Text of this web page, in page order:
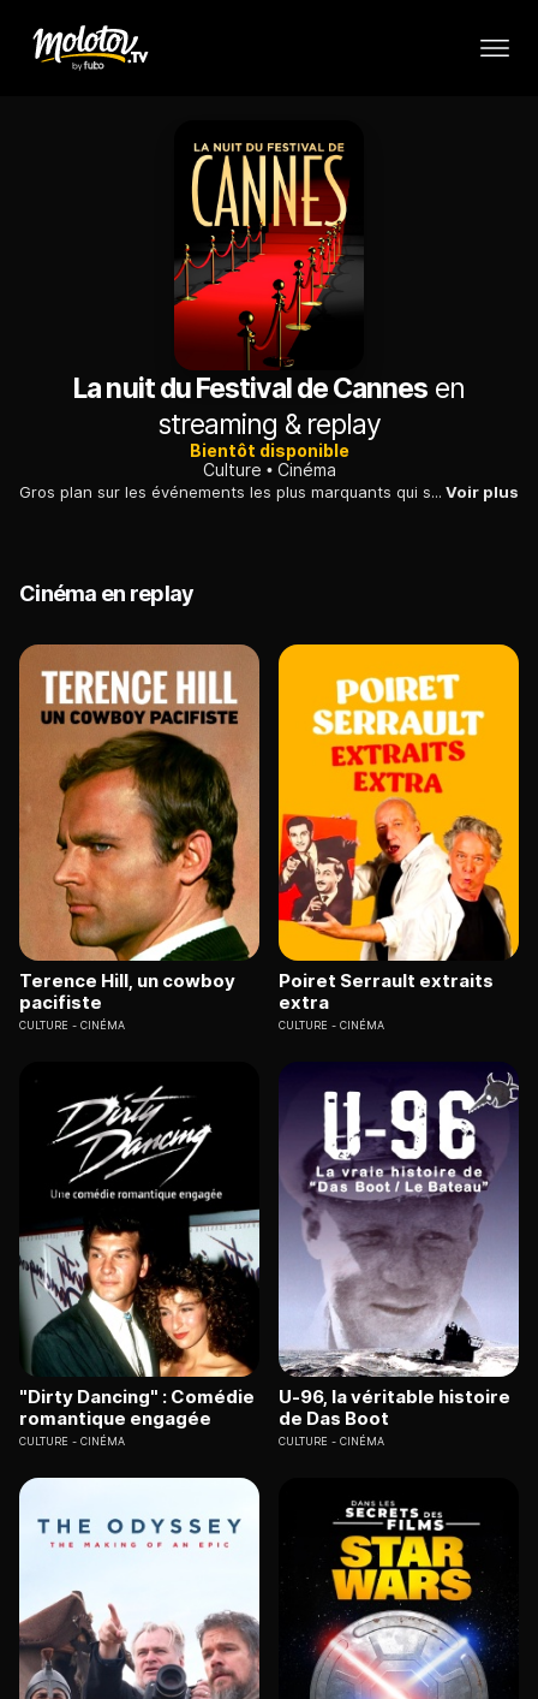
La nuit du Festival de Cannes en
streaming & replay
Bientôt disponible
Culture
Cinéma
Gros plan sur les événements les plus marquants qui se sont déroulés lors de la 75e édition du Festival de Cannes. Interviews, coups d'éclat, rencontres, coup de coeur du jury... Voir plus
Cinéma en replay
Terence Hill, un cowboy
pacifiste
CULTURE CINÉMA
Poiret Serrault extraits
extra
CULTURE CINÉMA
"Dirty Dancing" : Comédie
romantique engagée
CULTURE CINÉMA
U-96, la véritable histoire
de Das Boot
CULTURE CINÉMA